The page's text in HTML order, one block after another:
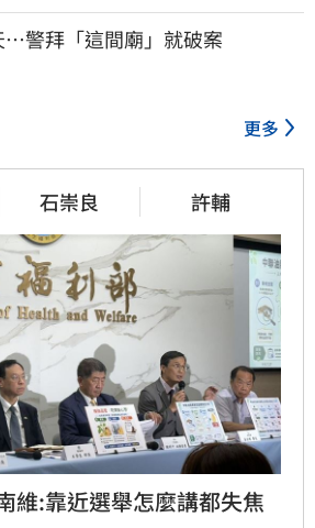
…警拜「這間廟」就破案
更多
石崇良 許輔
維:靠近選舉怎麼講都失焦